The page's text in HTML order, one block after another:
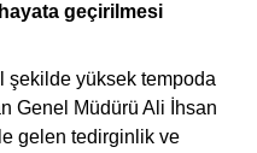
hayata geçirilmesi
şekilde yüksek tempoda
Genel Müdürü Ali İhsan
gelen tedirginlik ve